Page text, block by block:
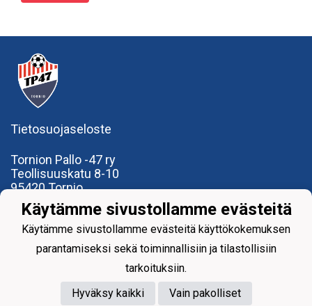
Tietosuojaseloste
Tornion Pallo -47 ry
Teollisuuskatu 8-10
95420 Tornio
+358 40591 9275
office@tp47.com
Powered by
Käytämme sivustollamme evästeitä
Käytämme sivustollamme evästeitä käyttökokemuksen
parantamiseksi sekä toiminnallisiin ja tilastollisiin
tarkoituksiin.
Hyväksy kaikki
Vain pakolliset